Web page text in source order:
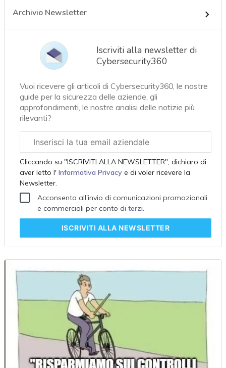
Archivio Newsletter
Iscriviti alla newsletter di
Cybersecurity360
Vuoi ricevere gli articoli di Cybersecurity360, le nostre
guide per la sicurezza delle aziende, gli
approfondimenti, le nostre analisi delle notizie più
rilevanti?
aziendale
Cliccando su "ISCRIVITI ALLA NEWSLETTER", dichiaro di
aver letto l'Informativa Privacy e di voler ricevere la
Newsletter.
Acconsento all'invio di comunicazioni promozionali
e commerciali per conto di terzi.
ISCRIVITI ALLA NEWSLETTER